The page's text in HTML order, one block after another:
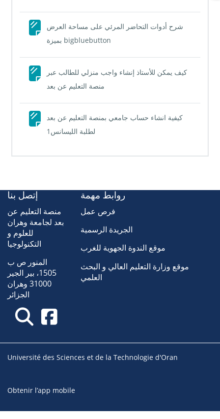
شرح أدوات التحاضر المرئي على مساحة العرض
بميزة bigbluebuttonPage
كيف يمكن للأستاذ إنشاء واجب منزلي للطالب عبر
منصة التعليم عن بعدPage
كيفية انشاء حساب جامعي بمنصة التعليم عن بعد
لطلبة الليسانس1Page
إتصل بنا
منصة التعليم عن
بعد لجامعة وهران
للعلوم و
التكنولوجيا
المنور ص ب
1505، بير الجير
31000 وهران
الجزائر
روابط مهمة
فرص عمل
الجريدة الرسمية
موقع الندوة الجهوية للغرب
موقع وزارة التعليم العالي و البحث
العلمي
Université des Sciences et de la Technologie d'Oran
Obtenir l’app mobile